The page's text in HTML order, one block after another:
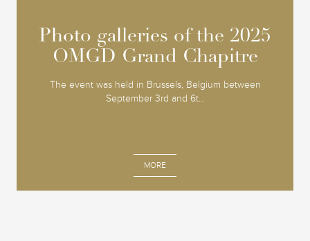
Photo galleries of the 2025
OMGD Grand Chapitre
The event was held in Brussels, Belgium between
September 3rd and 6t...
MORE
Photo galleries of the 2025
OMGD Grand Chapitre